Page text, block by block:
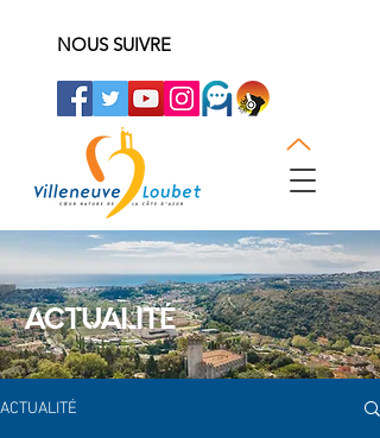
NOUS SUIVRE
ACTUALITÉ
ACTUALITÉ